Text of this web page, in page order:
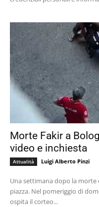
Morte Fakir a
video e inchiesta
Attualità Luigi Alberto Pinzi
Una settimana dopo la
piazza. Nel pomeriggio di
ospita il corteo...